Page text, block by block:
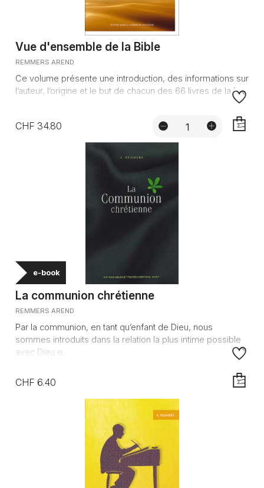
Vue d'ensemble de la Bible
REMMERS AREND
Ce volume présente une introduction, des informations sur
l’auteur, l’origine et le but de chacun des 66 livres de la Bi...
CHF 34.80
e-book
La communion chrétienne
REMMERS AREND
Par la communion, en tant qu’enfant de Dieu, nous
sommes introduits dans la relation la plus intime possible
avec Dieu e...
CHF 6.40